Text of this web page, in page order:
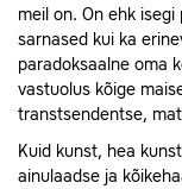
meil on. On ehk
sarnased kui ka
paradoksaalne oma
vastuolus kõige
transtsendentse,
Kuid kunst, hea
ainulaadse ja